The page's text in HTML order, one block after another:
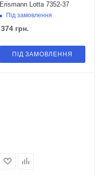
Erismann Lotta 7352-37
Під замовлення
374грн.
ПІД ЗАМОВЛЕННЯ